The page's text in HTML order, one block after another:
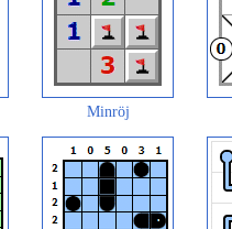
Minröj